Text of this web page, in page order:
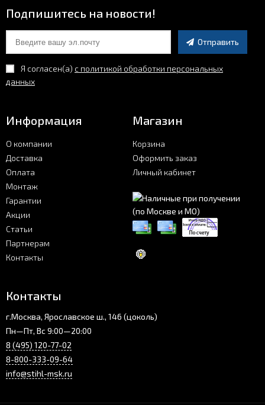
Подпишитесь на новости!
Отправить
Я согласен(a) с политикой обработки персональных
данных
Информация
О компании
Доставка
Оплата
Монтаж
Гарантии
Акции
Статьи
Партнерам
Контакты
Магазин
Корзина
Оформить заказ
Личный кабинет
Контакты
г.Москва, Ярославское ш., 146 (цоколь)
Пн—Пт, Вс 9:00—20:00
8 (495) 120-77-02
8-800-333-09-64
info@stihl-msk.ru